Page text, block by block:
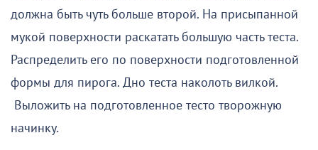
должна быть чуть больше второй. На присыпанной
мукой поверхности раскатать большую часть теста.
Распределить его по поверхности подготовленной
формы для пирога. Дно теста наколоть вилкой.
Выложить на подготовленное тесто творожную
начинку.